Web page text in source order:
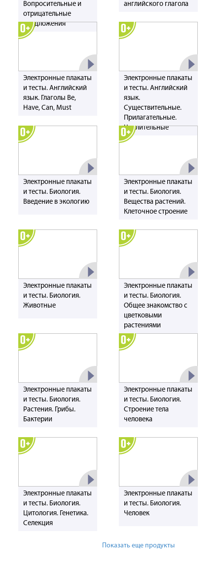
Вопросительные и
отрицательные
предложения
английского глагола
Электронные плакаты
и тесты. Английский
язык. Глаголы Be,
Have, Can, Must
Электронные плакаты
и тесты. Английский
язык.
Существительные.
Прилагательные.
Числительные
Электронные плакаты
и тесты. Биология.
Введение в экологию
Электронные плакаты
и тесты. Биология.
Вещества растений.
Клеточное строение
Электронные плакаты
и тесты. Биология.
Животные
Электронные плакаты
и тесты. Биология.
Общее знакомство с
цветковыми
растениями
Электронные плакаты
и тесты. Биология.
Растения. Грибы.
Бактерии
Электронные плакаты
и тесты. Биология.
Строение тела
человека
Электронные плакаты
и тесты. Биология.
Цитология. Генетика.
Селекция
Электронные плакаты
и тесты. Биология.
Человек
Показать еще продукты